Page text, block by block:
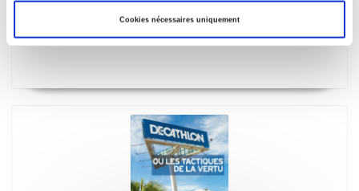
Cookies nécessaires uniquement
L'âge des possibles
Olivier Cousin, Andy Smith